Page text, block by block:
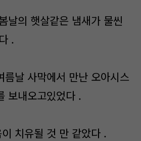
날의 햇살같은 냄새가 물씬
.
름날 사막에서 만난 오아시스
보내오고있었다 .
치유될 것 만 같았다 .